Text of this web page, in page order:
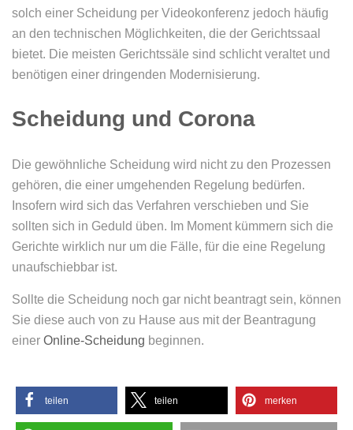
solch einer Scheidung per Videokonferenz jedoch häufig
an den technischen Möglichkeiten, die der Gerichtssaal
bietet. Die meisten Gerichtssäle sind schlicht veraltet und
benötigen einer dringenden Modernisierung.
Scheidung und Corona
Die gewöhnliche Scheidung wird nicht zu den Prozessen
gehören, die einer umgehenden Regelung bedürfen.
Insofern wird sich das Verfahren verschieben und Sie
sollten sich in Geduld üben. Im Moment kümmern sich die
Gerichte wirklich nur um die Fälle, für die eine Regelung
unaufschiebbar ist.
Sollte die Scheidung noch gar nicht beantragt sein, können
Sie diese auch von zu Hause aus mit der Beantragung
einer Online-Scheidung beginnen.
teilen teilen merken